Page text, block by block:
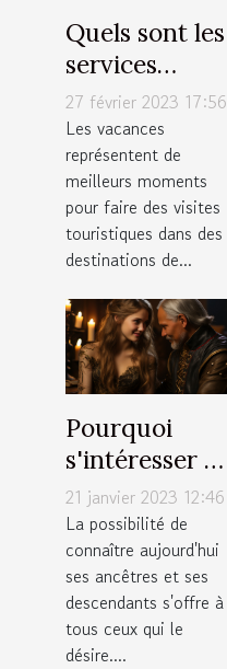
Quels sont les
services
proposés par
une agence
de tourisme ?
27 février 2023 17:56
Les vacances
représentent de
meilleurs moments
pour faire des visites
touristiques dans des
destinations de...
Pourquoi
s'intéresser à
ses
descendants ?
21 janvier 2023 12:46
La possibilité de
connaître aujourd'hui
ses ancêtres et ses
descendants s'offre à
tous ceux qui le
désire....